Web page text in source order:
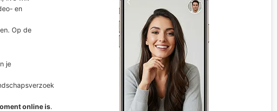
en
Op de
je
online is.